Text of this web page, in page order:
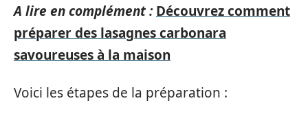
A lire en complément : Découvrez comment
préparer des lasagnes carbonara
savoureuses à la maison
Voici les étapes de la préparation :